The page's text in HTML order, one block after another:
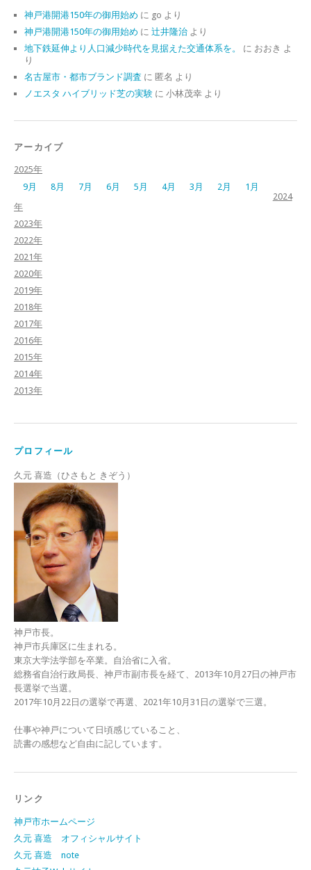
神戸港開港150年の御用始め に go より
神戸港開港150年の御用始め に 辻井隆治 より
地下鉄延伸より人口減少時代を見据えた交通体系を。
に おおき よ
り
名古屋市・都市ブランド調査 に 匿名 より
ノエスタ ハイブリッド芝の実験 に 小林茂幸 より
アーカイブ
2025年
9月
8月 7月 6月 5月 4月 3月 2月
1月
2024
年
2023年
2022年
2021年
2020年
2019年
2018年
2017年
2016年
2015年
2014年
2013年
プロフィール
久元 喜造（ひさもと きぞう）
神戸市長。
神戸市兵庫区に生まれる。
東京大学法学部を卒業。自治省に入省。
総務省自治行政局長、神戸市副市長を経て、2013年10月27日の神戸市
長選挙で当選。
2017年10月22日の選挙で再選、2021年10月31日の選挙で三選。
仕事や神戸について日頃感じていること、
読書の感想など自由に記しています。
リンク
神戸市ホームページ
久元 喜造 オフィシャルサイト
久元 喜造 note